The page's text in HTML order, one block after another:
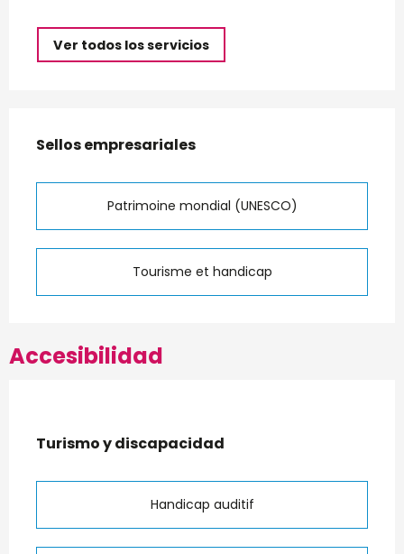
Ver todos los servicios
Oferta de prestaciones
Sellos empresariales
Sellos empresariales
Patrimoine mondial (UNESCO)
Tourisme et handicap
Accesibilidad
Turismo y discapacidad
Turismo y discapacidad
Handicap auditif